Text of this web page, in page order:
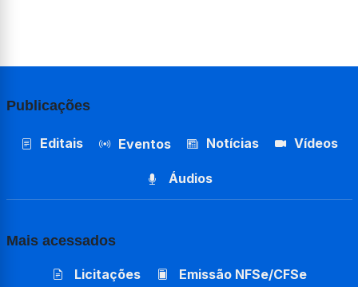
Publicações
Editais Eventos Notícias Vídeos
Áudios
Mais acessados
Licitações Emissão NFSe/CFSe